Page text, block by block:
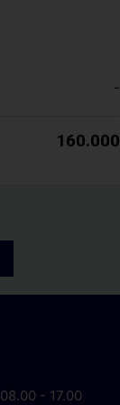
-
160.000
08.00 - 17.00